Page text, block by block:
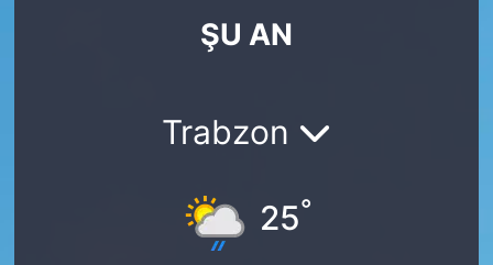
ŞU AN
Trabzon
25°
KÖŞE YAZILARI
KÜLTÜR SANAT